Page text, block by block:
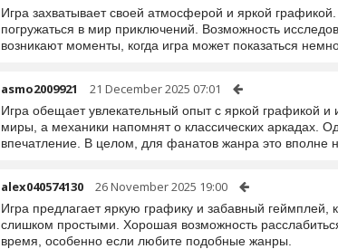
Игра захватывает своей атмосферой и яркой
погружаться в мир приключений. Возможность
возникают моменты, когда игра может показаться
asmo2009921 21 December 2025 07:01
Игра обещает увлекательный опыт с яркой графикой
миры, а механики напомнят о классических аркадах.
впечатление. В целом, для фанатов жанра это вполне
alex040574130 26 November 2025 19:00
Игра предлагает яркую графику и забавный геймплей,
слишком простыми. Хорошая возможность
время, особенно если любите подобные жанры.